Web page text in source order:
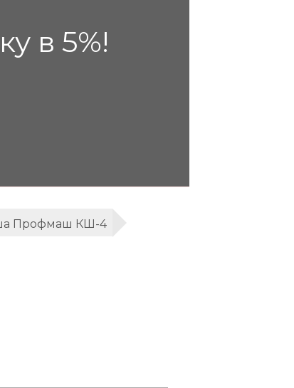
в 5%!
Профмаш КШ-4